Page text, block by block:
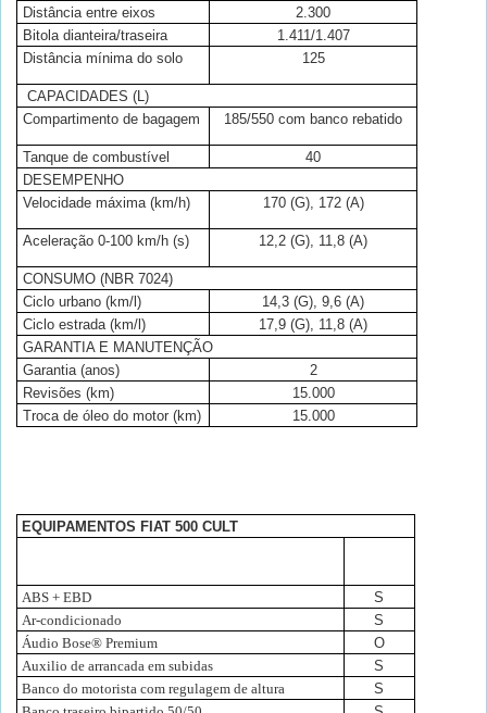
Distância entre eixos
2.300
Bitola dianteira/traseira
1.411/1.407
Distância mínima do solo
125
CAPACIDADES (L)
Compartimento de bagagem
185/550 com banco rebatido
Tanque de combustível
40
DESEMPENHO
Velocidade máxima (km/h)
170 (G), 172 (A)
Aceleração 0-100 km/h (s) 12,2 (G), 11,8 (A)
CONSUMO (NBR 7024)
Ciclo urbano (km/l)
14,3 (G), 9,6 (A)
Ciclo estrada (km/l)
17,9 (G), 11,8 (A)
GARANTIA E MANUTENÇÃO
Garantia (anos)
2
Revisões (km)
15.000
Troca de óleo do motor (km)
15.000
EQUIPAMENTOS FIAT 500 CULT
ABS + EBD
S
Ar-condicionado
S
Áudio Bose® Premium
O
Auxilio de arrancada em subidas
S
Banco do motorista com regulagem de altura
S